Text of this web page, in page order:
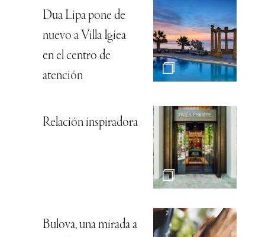
Dua Lipa pone de
nuevo a Villa Igiea
en el centro de
atención
Relación inspiradora
Bulova, una mirada a